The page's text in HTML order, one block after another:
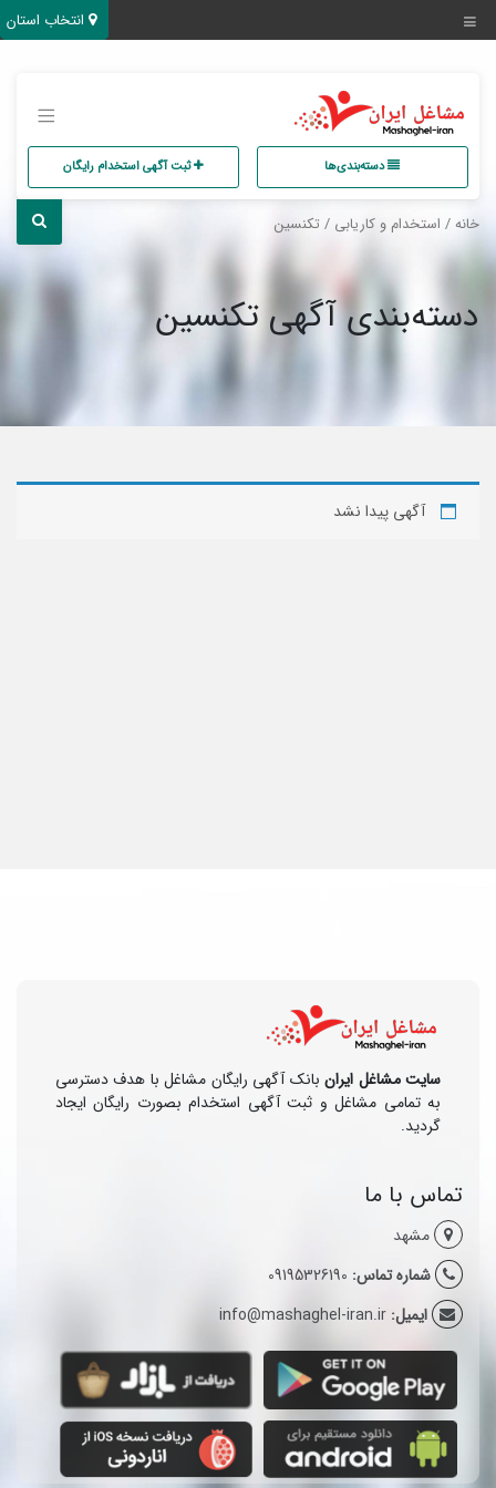
دسته‌بندی‌ها ثبت آگهی استخدام رایگان
خانه / استخدام و کاریابی / تکنسین
دسته‌بندی آگهی تکنسین
آگهی پیدا نشد
سایت مشاغل ایرانبانک آگهی رایگان مشاغل با هدف دسترسی
به تمامی مشاغل و ثبت آگهی استخدام بصورت رایگان ایجاد
گردید.
تماس با ما
مشهد
شماره تماس: 09195326190
ایمیل: info@mashaghel-iran.ir